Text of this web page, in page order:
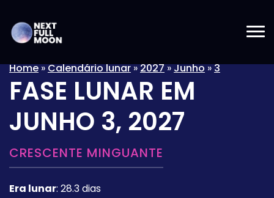
Home»Calendário lunar»2027»Junho»3
FASE LUNAR EM
JUNHO 3, 2027
CRESCENTE MINGUANTE
Era lunar: 28.3 dias